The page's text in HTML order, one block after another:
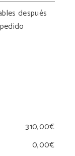
después